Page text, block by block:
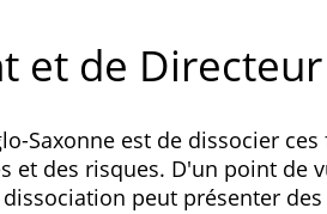
et de
Saxonne est de dissocier
et des risques. D'un point
peut présenter des